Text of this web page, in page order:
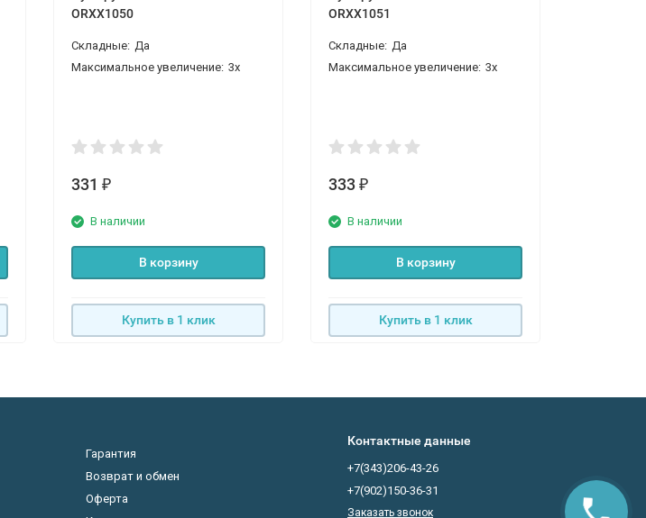
ORXX1050
Складные: Да
Максимальное увеличение: 3x
331 ₽
В наличии
В корзину
Купить в 1 клик
ORXX1051
Складные: Да
Максимальное увеличение: 3x
333 ₽
В наличии
В корзину
Купить в 1 клик
Гарантия
Возврат и обмен
Оферта
Контактные данные
+7(343)206-43-26
+7(902)150-36-31
Заказать звонок